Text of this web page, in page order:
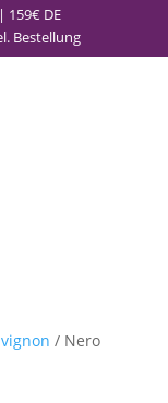
159€ DE
Bestellung
/ Nero